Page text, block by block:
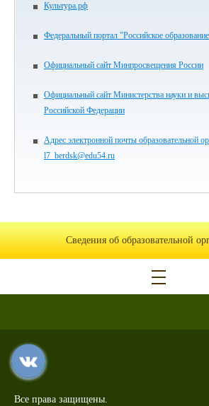
Культура.рф
Федеральный портал "Российское
Официальный сайт Минпросвещения России
Официальный сайт Министерства науки и
Российской Федерации
Адрес электронной почты образовательной
l7_berdsk@edu54.ru
Сведения об образовательной
Все права защищены.